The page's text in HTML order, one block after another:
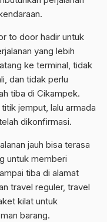
to door hadir untuk
yang lebih
ke terminal, tidak
dan tidak perlu
tiba di Cikampek.
jemput, lalu armada
dikonfirmasi.
jauh bisa terasa
untuk memberi
tiba di alamat
travel reguler, travel
kilat untuk
barang.